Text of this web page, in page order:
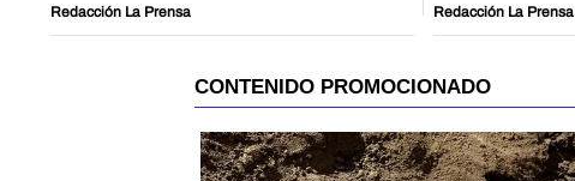
Redacción La Prensa Redacción La Prensa